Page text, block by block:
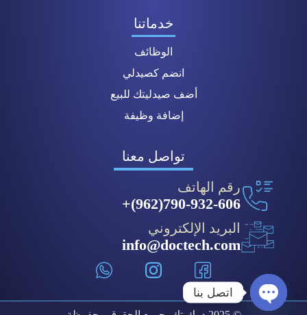
خدماتنا
الوظائف
انضم كصيدلي
أضف صيدليتك للبيع
إضافة وظيفة
تواصل معنا
رقم الهاتف
790-932-606(962)+
البريد الإلكتروني
info@doctech.com
اتصل بنا